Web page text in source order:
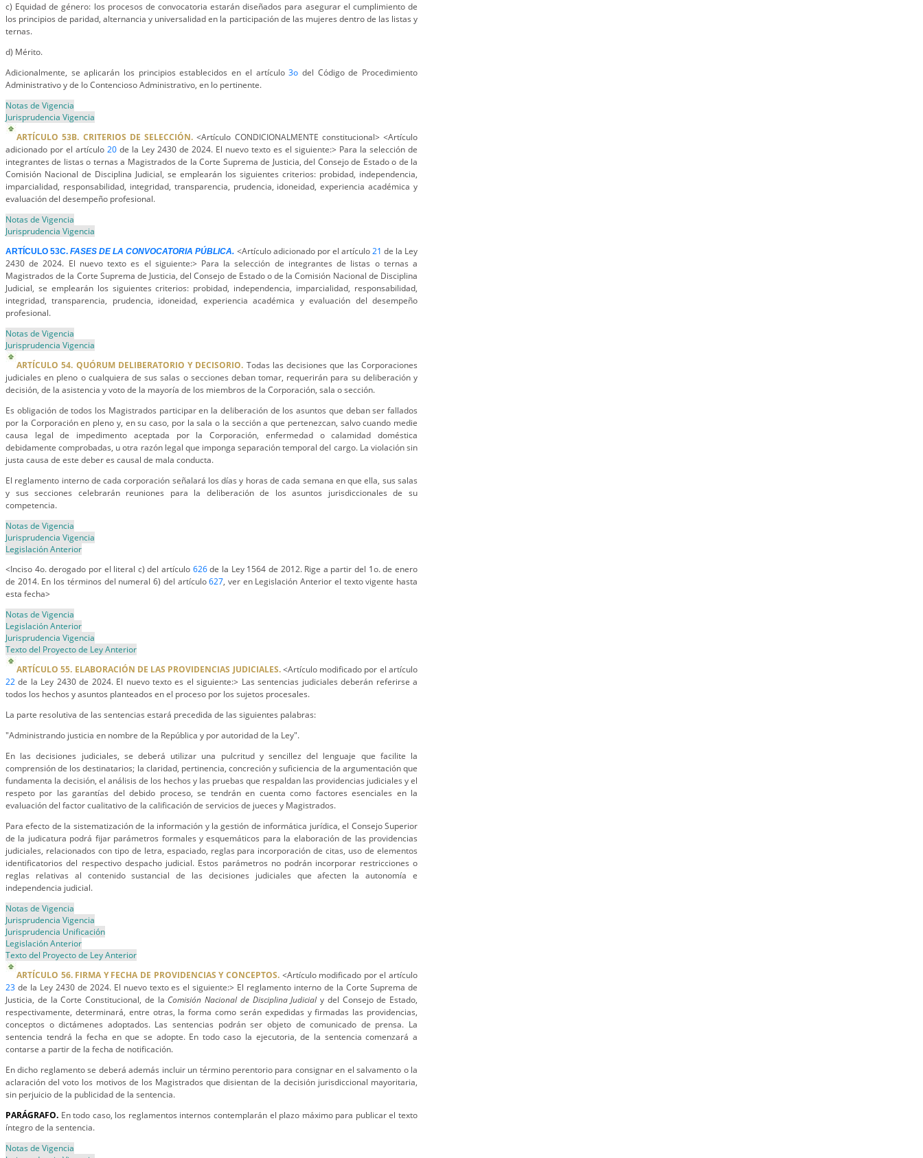
c) Equidad de género: los procesos de convocatoria estarán diseñados para asegurar el cumplimiento de
los principios de paridad, alternancia y universalidad en la participación de las mujeres dentro de las listas y
ternas.
d) Mérito.
Adicionalmente, se aplicarán los principios establecidos en el artículo3o del Código de Procedimiento
Administrativo y de lo Contencioso Administrativo, en lo pertinente.
Notas de Vigencia
Jurisprudencia Vigencia
ARTÍCULO 53B. CRITERIOS DE SELECCIÓN. <Artículo CONDICIONALMENTE constitucional> <Artículo
adicionado por el artículo 20 de la Ley 2430 de 2024. El nuevo texto es el siguiente:> Para la selección de
integrantes de listas o ternas a Magistrados de la Corte Suprema de Justicia, del Consejo de Estado o de la
Comisión Nacional de Disciplina Judicial, se emplearán los siguientes criterios: probidad, independencia,
imparcialidad, responsabilidad, integridad, transparencia, prudencia, idoneidad, experiencia académica y
evaluación del desempeño profesional.
Notas de Vigencia
Jurisprudencia Vigencia
ARTÍCULO 53C. FASES DE LA CONVOCATORIA PÚBLICA. <Artículo adicionado por el artículo21 de la Ley
2430 de 2024. El nuevo texto es el siguiente:> Para la selección de integrantes de listas o ternas a
Magistrados de la Corte Suprema de Justicia, del Consejo de Estado o de la Comisión Nacional de Disciplina
Judicial, se emplearán los siguientes criterios: probidad, independencia, imparcialidad, responsabilidad,
integridad, transparencia, prudencia, idoneidad, experiencia académica y evaluación del desempeño
profesional.
Notas de Vigencia
Jurisprudencia Vigencia
ARTÍCULO 54. QUÓRUM DELIBERATORIO Y DECISORIO. Todas las decisiones que las Corporaciones
judiciales en pleno o cualquiera de sus salas o secciones deban tomar, requerirán para su deliberación y
decisión, de la asistencia y voto de la mayoría de los miembros de la Corporación, sala o sección.
Es obligación de todos los Magistrados participar en la deliberación de los asuntos que deban ser fallados
por la Corporación en pleno y, en su caso, por la sala o la sección a que pertenezcan, salvo cuando medie
causa legal de impedimento aceptada por la Corporación, enfermedad o calamidad doméstica
debidamente comprobadas, u otra razón legal que imponga separación temporal del cargo. La violación sin
justa causa de este deber es causal de mala conducta.
El reglamento interno de cada corporación señalará los días y horas de cada semana en que ella, sus salas
y sus secciones celebrarán reuniones para la deliberación de los asuntos jurisdiccionales de su
competencia.
Notas de Vigencia
Jurisprudencia Vigencia
Legislación Anterior
<Inciso 4o. derogado por el literal c) del artículo 626de la Ley 1564 de 2012. Rige a partir del 1o. de enero
de 2014. En los términos del numeral 6) del artículo627, ver en Legislación Anterior el texto vigente hasta
esta fecha>
Notas de Vigencia
Legislación Anterior
Jurisprudencia Vigencia
Texto del Proyecto de Ley Anterior
ARTÍCULO 55. ELABORACIÓN DE LAS PROVIDENCIAS JUDICIALES.<Artículo modificado por el artículo
22 de la Ley 2430 de 2024. El nuevo texto es el siguiente:> Las sentencias judiciales deberán referirse a
todos los hechos y asuntos planteados en el proceso por los sujetos procesales.
La parte resolutiva de las sentencias estará precedida de las siguientes palabras:
"Administrando justicia en nombre de la República y por autoridad de la Ley".
En las decisiones judiciales, se deberá utilizar una pulcritud y sencillez del lenguaje que facilite la
comprensión de los destinatarios; la claridad, pertinencia, concreción y suficiencia de la argumentación que
fundamenta la decisión, el análisis de los hechos y las pruebas que respaldan las providencias judiciales y el
respeto por las garantías del debido proceso, se tendrán en cuenta como factores esenciales en la
evaluación del factor cualitativo de la calificación de servicios de jueces y Magistrados.
Para efecto de la sistematización de la información y la gestión de informática jurídica, el Consejo Superior
de la judicatura podrá fijar parámetros formales y esquemáticos para la elaboración de las providencias
judiciales, relacionados con tipo de letra, espaciado, reglas para incorporación de citas, uso de elementos
identificatorios del respectivo despacho judicial. Estos parámetros no podrán incorporar restricciones o
reglas relativas al contenido sustancial de las decisiones judiciales que afecten la autonomía e
independencia judicial.
Notas de Vigencia
Jurisprudencia Vigencia
Jurisprudencia Unificación
Legislación Anterior
Texto del Proyecto de Ley Anterior
ARTÍCULO 56. FIRMA Y FECHA DE PROVIDENCIAS Y CONCEPTOS.<Artículo modificado por el artículo
23 de la Ley 2430 de 2024. El nuevo texto es el siguiente:> El reglamento interno de la Corte Suprema de
Justicia, de la Corte Constitucional, de la Comisión Nacional de Disciplina Judicialy del Consejo de Estado,
respectivamente, determinará, entre otras, la forma como serán expedidas y firmadas las providencias,
conceptos o dictámenes adoptados. Las sentencias podrán ser objeto de comunicado de prensa. La
sentencia tendrá la fecha en que se adopte. En todo caso la ejecutoria, de la sentencia comenzará a
contarse a partir de la fecha de notificación.
En dicho reglamento se deberá además incluir un término perentorio para consignar en el salvamento o la
aclaración del voto los motivos de los Magistrados que disientan de la decisión jurisdiccional mayoritaria,
sin perjuicio de la publicidad de la sentencia.
PARÁGRAFO. En todo caso, los reglamentos internos contemplarán el plazo máximo para publicar el texto
íntegro de la sentencia.
Notas de Vigencia